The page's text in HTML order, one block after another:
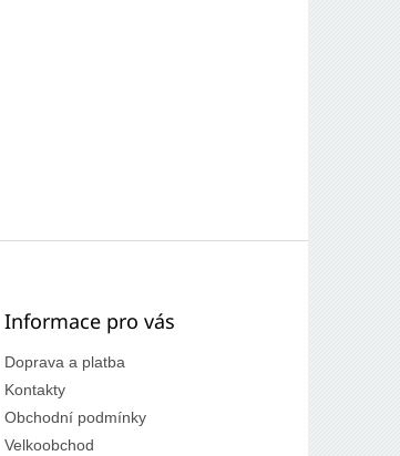
Informace pro vás
Doprava a platba
Kontakty
Obchodní podmínky
Velkoobchod